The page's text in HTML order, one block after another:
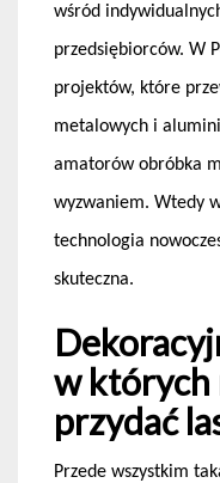
wśród
przedsiębiorców. W
projektów, które
metalowych i
amatorów obróbka
wyzwaniem. Wtedy
technologia
skuteczna.
w których
przydać
Przede wszystkim